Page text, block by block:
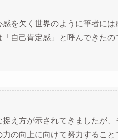
感を欠く世界のように筆者に
自己肯定感」と呼んできたの
え方が示されてきましたが
の向上に向けて努力するこ